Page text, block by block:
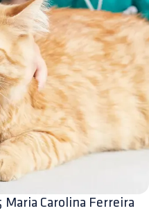
Maria Carolina Ferreira